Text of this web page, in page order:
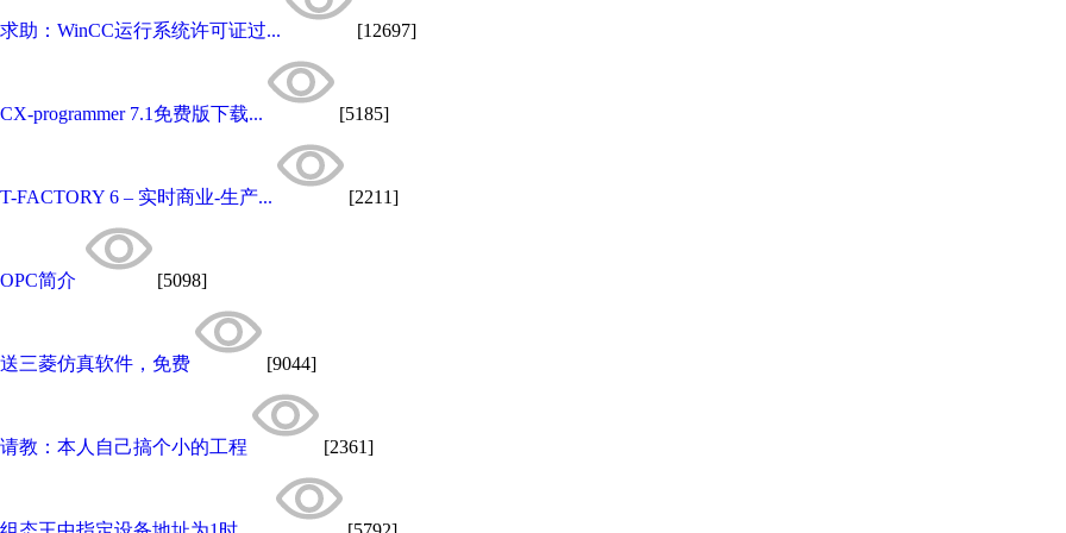
求助：WinCC运行系统许可证过... [12697]
CX-programmer 7.1免费版下载... [5185]
T-FACTORY 6 – 实时商业-生产... [2211]
OPC简介 [5098]
送三菱仿真软件，免费 [9044]
请教：本人自己搞个小的工程 [2361]